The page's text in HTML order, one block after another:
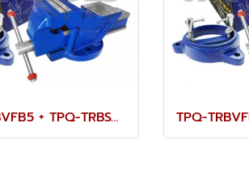
TPQ-TRBVFB5 + TPQ-TRBSWV5 ชุดปากกาจับชิ้นงาน 125 มม. (5") พร้อมฐานหมุน